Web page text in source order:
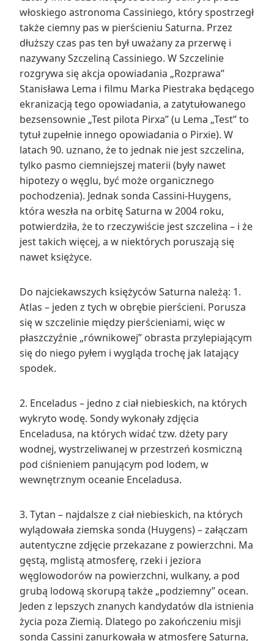
włoskiego astronoma Cassiniego, który spostrzegł
także ciemny pas w pierścieniu Saturna. Przez
dłuższy czas pas ten był uważany za przerwę i
nazywany Szczeliną Cassiniego. W Szczelinie
rozgrywa się akcja opowiadania „Rozprawa”
Stanisława Lema i filmu Marka Piestraka będącego
ekranizacją tego opowiadania, a zatytułowanego
bezsensownie „Test pilota Pirxa” (u Lema „Test” to
tytuł zupełnie innego opowiadania o Pirxie). W
latach 90. uznano, że to jednak nie jest szczelina,
tylko pasmo ciemniejszej materii (były nawet
hipotezy o węglu, być może organicznego
pochodzenia). Jednak sonda Cassini-Huygens,
która weszła na orbitę Saturna w 2004 roku,
potwierdziła, że to rzeczywiście jest szczelina – i że
jest takich więcej, a w niektórych poruszają się
nawet księżyce.
Do najciekawszych księżyców Saturna należą: 1.
Atlas – jeden z tych w obrębie pierścieni. Porusza
się w szczelinie między pierścieniami, więc w
płaszczyźnie „równikowej” obrasta przylepiającym
się do niego pyłem i wygląda trochę jak latający
spodek.
2. Enceladus – jedno z ciał niebieskich, na których
wykryto wodę. Sondy wykonały zdjęcia
Enceladusa, na których widać tzw. dżety pary
wodnej, wystrzeliwanej w przestrzeń kosmiczną
pod ciśnieniem panującym pod lodem, w
wewnętrznym oceanie Enceladusa.
3. Tytan – najdalsze z ciał niebieskich, na których
wylądowała ziemska sonda (Huygens) – załączam
autentyczne zdjęcie przekazane z powierzchni. Ma
gęstą, mglistą atmosferę, rzeki i jeziora
węglowodorów na powierzchni, wulkany, a pod
grubą lodową skorupą także „podziemny” ocean.
Jeden z lepszych znanych kandydatów dla istnienia
życia poza Ziemią. Dlatego po zakończeniu misji
sonda Cassini zanurkowała w atmosferę Saturna,